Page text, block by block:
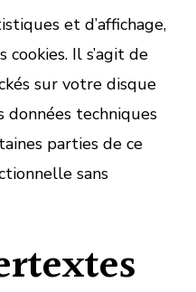
et d’affichage,
Il s’agit de
sur votre disque
données techniques
parties de ce
sans